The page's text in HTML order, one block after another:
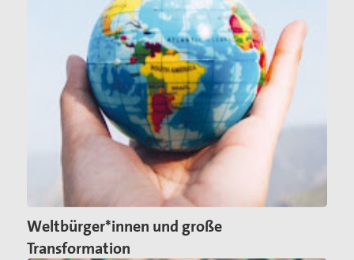
Weltbürger*innen und große
Transformation